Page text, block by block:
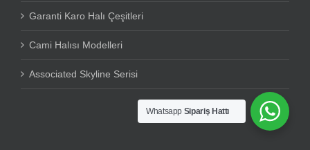
Garanti Karo Halı Çeşitleri
Cami Halısı Modelleri
Associated Skyline Serisi
Whatsapp Sipariş Hattı